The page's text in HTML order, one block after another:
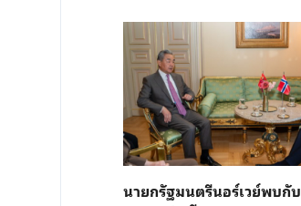
นายกรัฐมนตรีนอร์เวย์พบกับ